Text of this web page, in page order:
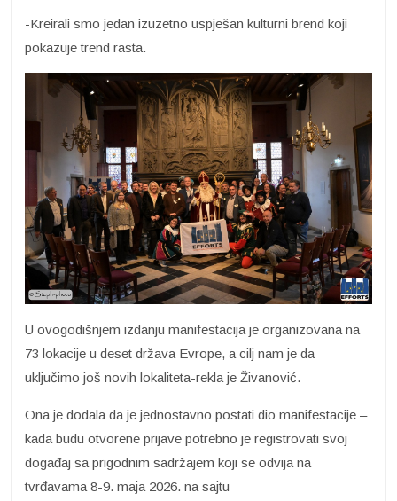
-Kreirali smo jedan izuzetno uspješan kulturni brend koji
pokazuje trend rasta.
U ovogodišnjem izdanju manifestacija je organizovana na
73 lokacije u deset država Evrope, a cilj nam je da
uključimo još novih lokaliteta-rekla je Živanović.
Ona je dodala da je jednostavno postati dio manifestacije –
kada budu otvorene prijave potrebno je registrovati svoj
događaj sa prigodnim sadržajem koji se odvija na
tvrđavama 8-9. maja 2026. na sajtu